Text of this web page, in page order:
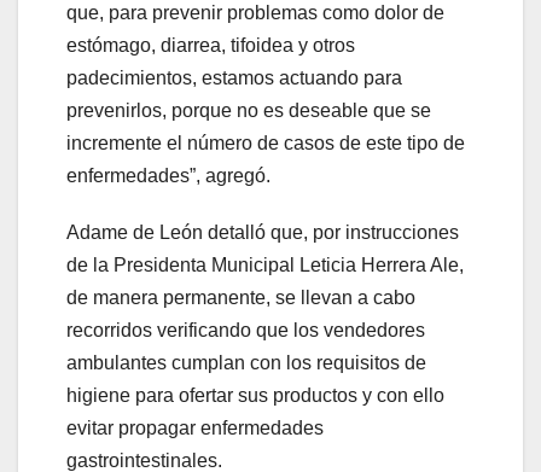
que, para prevenir problemas como dolor de
estómago, diarrea, tifoidea y otros
padecimientos, estamos actuando para
prevenirlos, porque no es deseable que se
incremente el número de casos de este tipo de
enfermedades”, agregó.
Adame de León detalló que, por instrucciones
de la Presidenta Municipal Leticia Herrera Ale,
de manera permanente, se llevan a cabo
recorridos verificando que los vendedores
ambulantes cumplan con los requisitos de
higiene para ofertar sus productos y con ello
evitar propagar enfermedades
gastrointestinales.